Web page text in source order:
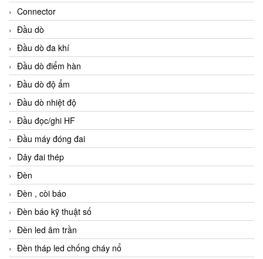
Connector
Đầu dò
Đầu dò đa khí
Đầu dò điểm hàn
Đầu dò độ ẩm
Đầu dò nhiệt độ
Đầu đọc/ghi HF
Đầu máy đóng đai
Dây đai thép
Đèn
Đèn , còi báo
Đèn báo kỹ thuật số
Đèn led âm trần
Đèn tháp led chống cháy nổ